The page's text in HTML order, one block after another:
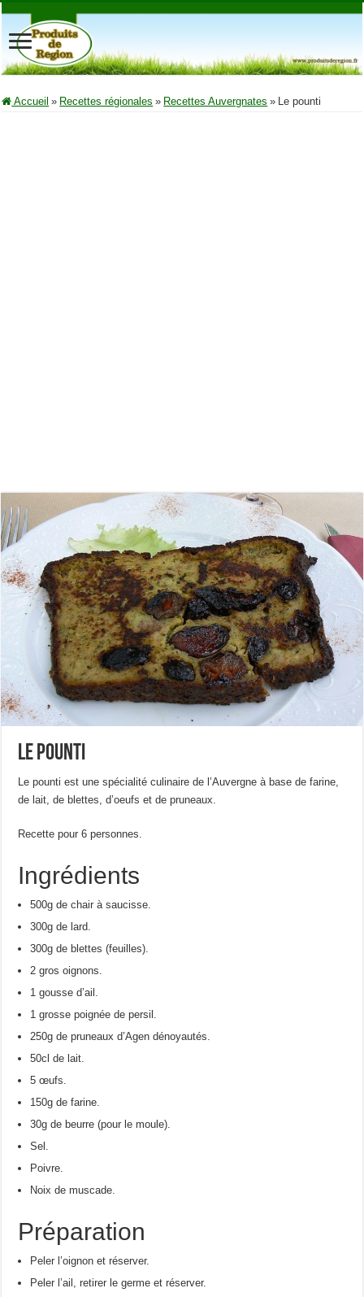
Accueil » Recettes régionales » Recettes Auvergnates » Le pounti
Le pounti
Le pounti est une spécialité culinaire de l’Auvergne à base de farine,
de lait, de blettes, d’oeufs et de pruneaux.
Recette pour 6 personnes.
Ingrédients
500g de chair à saucisse.
300g de lard.
300g de blettes (feuilles).
2 gros oignons.
1 gousse d’ail.
1 grosse poignée de persil.
250g de pruneaux d’Agen dénoyautés.
50cl de lait.
5 œufs.
150g de farine.
30g de beurre (pour le moule).
Sel.
Poivre.
Noix de muscade.
Préparation
Peler l’oignon et réserver.
Peler l’ail, retirer le germe et réserver.